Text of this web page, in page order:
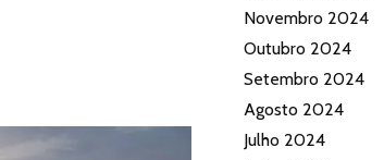
Novembro 2024
Outubro 2024
Setembro 2024
Agosto 2024
Julho 2024